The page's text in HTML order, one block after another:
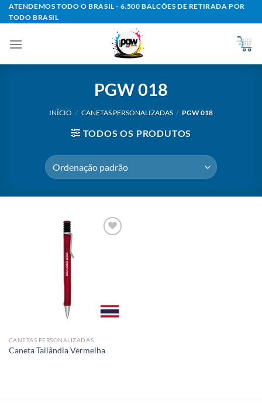
Skip
to
ATENDEMOS TODO O BRASIL - 6.500 BALCÕES DE RETIRADA POR
TODO BRASIL
PGW 018
INÍCIO / CANETAS PERSONALIZADAS / PGW 018
TODOS OS PRODUTOS
CANETAS PERSONALIZADAS
Caneta Tailândia Vermelha